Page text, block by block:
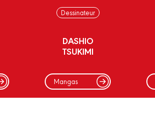
Dessinateur
DASHIO
TSUKIMI
Mangas